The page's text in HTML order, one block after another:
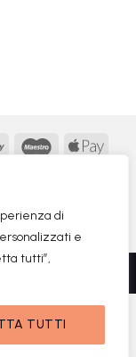
di
e
tutti”,
TUTTI
Postepay Maestro
SRL - P.IVA: